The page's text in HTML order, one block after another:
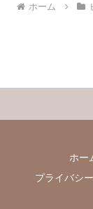
ホーム
ホー
プライバシ